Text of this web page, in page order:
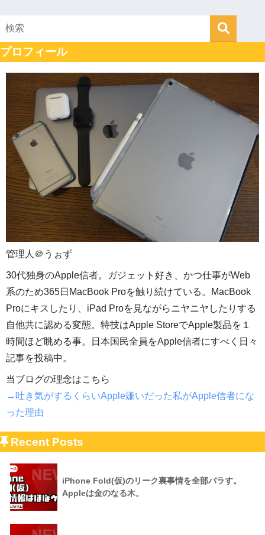
プロフィール
管理人＠うぉず
30代独身のApple信者。ガジェット好き、かつ仕事がWeb
系のため365日MacBook Proを触り続けている。MacBook
Proにキスしたり、iPad Proを見ながらニヤニヤしたりする
自他共に認める変態。特技はApple StoreでApple製品を１
時間ほど眺める事。日本国民全員をApple信者にすべく日々
記事を投稿中。
当ブログの理念はこちら
→吐き気がするくらいApple嫌いだった私がApple信者にな
った理由
Recent Posts
iPhone Fold(仮)のリーク裏事情を全部バラす。
Appleは金のなる木。